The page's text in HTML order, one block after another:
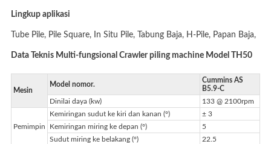
Lingkup aplikasi
Tube Pile, Pile Square, In Situ Pile, Tabung Baja, H-Pile, Papan Baja,
Data Teknis Multi-fungsional Crawler piling machine Model TH50
Mesin
Model nomor.
Cummins AS
B5.9-C
Dinilai daya (kw)
133 @ 2100rpm
Pemimpin
Kemiringan sudut ke kiri dan kanan (°)
± 3
Kemiringan miring ke depan (°)
5
Sudut miring ke belakang (°)
22.5